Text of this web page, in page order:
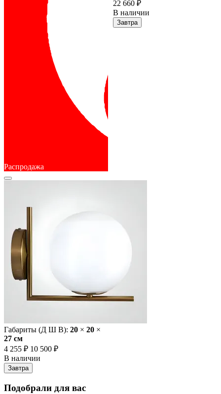
Распродажа
Габариты (Д Ш В): 20 × 20 ×
27 cм
4 255 ₽ 10 500 ₽
В наличии
Завтра
22 660 ₽
В наличии
Завтра
Подобрали для вас